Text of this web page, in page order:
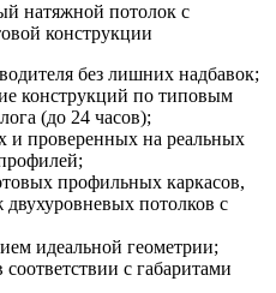
натяжной потолок с
конструкции
без лишних надбавок;
конструкций по типовым
(до 24 часов);
и проверенных на реальных
профильных каркасов,
потолков с
идеальной геометрии;
с габаритами